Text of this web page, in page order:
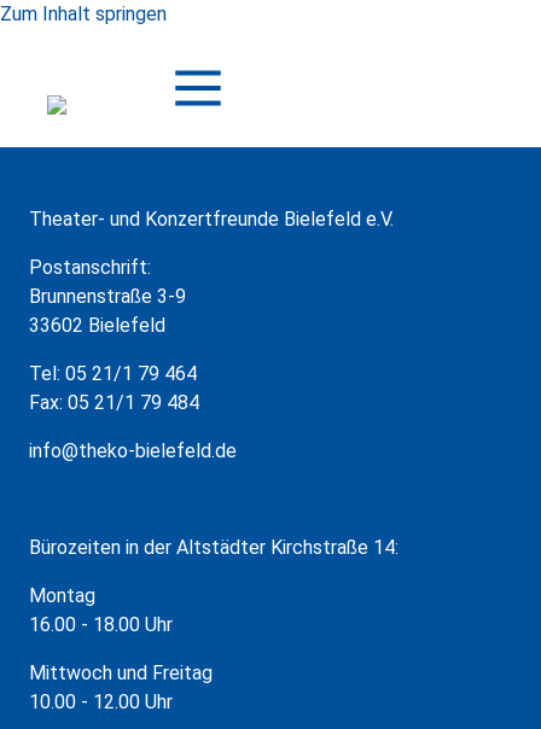
Zum Inhalt springen
Theater- und Konzertfreunde Bielefeld e.V.
Postanschrift:
Brunnenstraße 3-9
33602 Bielefeld
Tel: 05 21/1 79 464
Fax: 05 21/1 79 484
info@theko-bielefeld.de
Bürozeiten in der Altstädter Kirchstraße 14:
Montag
16.00 - 18.00 Uhr
Mittwoch und Freitag
10.00 - 12.00 Uhr